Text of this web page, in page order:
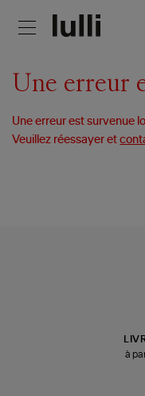
Une erreur
Une erreur est survenue
Veuillez réessayer et
à